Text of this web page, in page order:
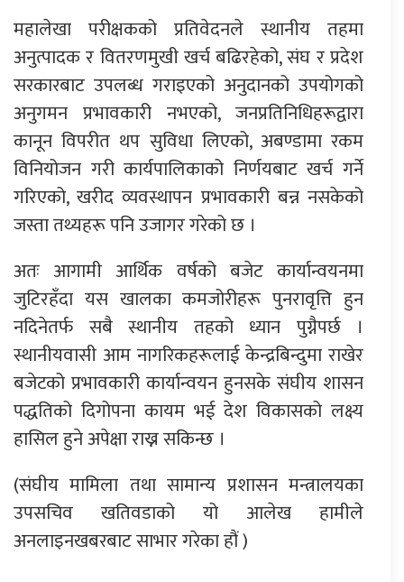
महालेखा परीक्षकको प्रतिवेदनले स्थानीय तहमा
अनुत्पादक र वितरणमुखी खर्च बढिरहेको, संघ र प्रदेश
सरकारबाट उपलब्ध गराइएको अनुदानको उपयोगको
अनुगमन प्रभावकारी नभएको, जनप्रतिनिधिहरूद्वारा
कानून विपरीत थप सुविधा लिएको, अबण्डामा रकम
विनियोजन गरी कार्यपालिकाको निर्णयबाट खर्च गर्ने
गरिएको, खरीद व्यवस्थापन प्रभावकारी बन्न नसकेको
जस्ता तथ्यहरू पनि उजागर गरेको छ ।
अतः आगामी आर्थिक वर्षको बजेट कार्यान्वयनमा
जुटिरहँदा यस खालका कमजोरीहरू पुनरावृत्ति हुन
नदिनेतर्फ सबै स्थानीय तहको ध्यान पुग्नैपर्छ ।
स्थानीयवासी आम नागरिकहरूलाई केन्द्रबिन्दुमा राखेर
बजेटको प्रभावकारी कार्यान्वयन हुनसके संघीय शासन
पद्धतिको दिगोपना कायम भई देश विकासको लक्ष्य
हासिल हुने अपेक्षा राख्न सकिन्छ ।
(संघीय मामिला तथा सामान्य प्रशासन मन्त्रालयका
उपसचिव खतिवडाको यो आलेख हामीले
अनलाइनखबरबाट साभार गरेका हौं )